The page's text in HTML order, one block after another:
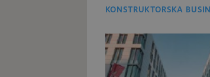
KONSTRUKTORSKA